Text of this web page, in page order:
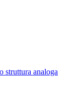
struttura analoga